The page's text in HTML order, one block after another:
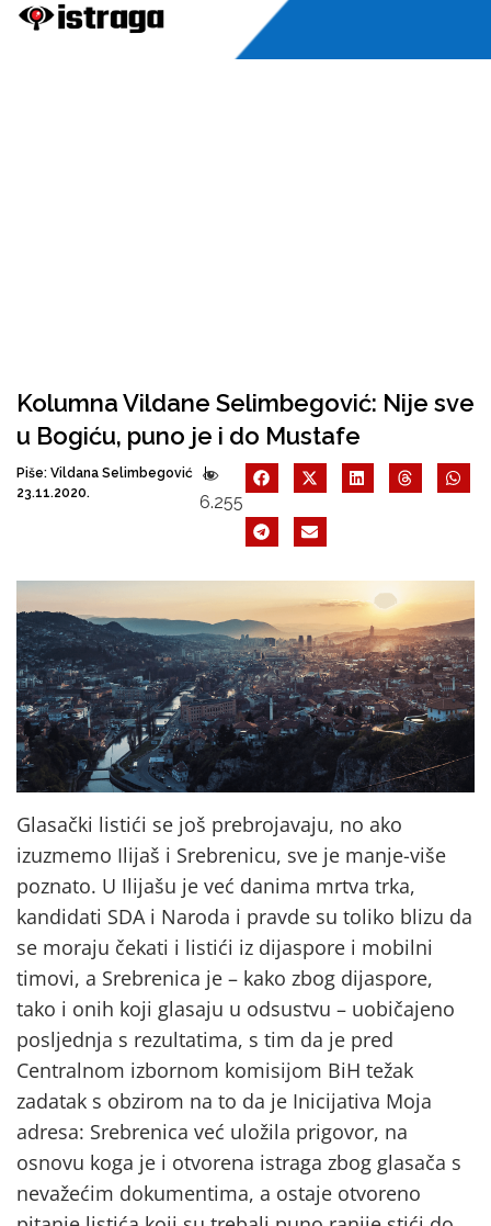
Kolumna Vildane Selimbegović: Nije sve
u Bogiću, puno je i do Mustafe
Piše: Vildana Selimbegović
23.11.2020.
6.255
Glasački listići se još prebrojavaju, no ako
izuzmemo Ilijaš i Srebrenicu, sve je manje-više
poznato. U Ilijašu je već danima mrtva trka,
kandidati SDA i Naroda i pravde su toliko blizu da
se moraju čekati i listići iz dijaspore i mobilni
timovi, a Srebrenica je – kako zbog dijaspore,
tako i onih koji glasaju u odsustvu – uobičajeno
posljednja s rezultatima, s tim da je pred
Centralnom izbornom komisijom BiH težak
zadatak s obzirom na to da je Inicijativa Moja
adresa: Srebrenica već uložila prigovor, na
osnovu koga je i otvorena istraga zbog glasača s
nevažećim dokumentima, a ostaje otvoreno